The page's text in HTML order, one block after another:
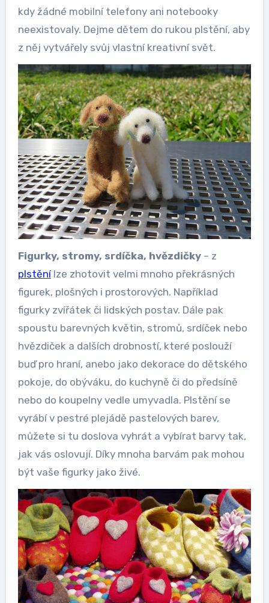
kdy žádné mobilní telefony ani notebooky
neexistovaly. Dejme dětem do rukou plstění, aby
z něj vytvářely svůj vlastní kreativní svět.
Figurky, stromy, srdíčka, hvězdičky– z
plstěnílze zhotovit velmi mnoho překrásných
figurek, plošných i prostorových. Například
figurky zvířátek či lidských postav. Dále pak
spoustu barevných květin, stromů, srdíček nebo
hvězdiček a dalších drobností, které poslouží
buď pro hraní, anebo jako dekorace do dětského
pokoje, do obýváku, do kuchyně či do předsíně
nebo do koupelny vedle umyvadla. Plstění se
vyrábí v pestré plejádě pastelových barev,
můžete si tu doslova vyhrát a vybírat barvy tak,
jak vás oslovují. Díky mnoha barvám pak mohou
být vaše figurky jako živé.